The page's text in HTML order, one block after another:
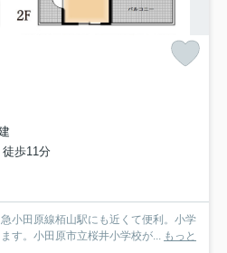
歩11分
小田原線栢山駅にも近くて便利。小学
す。小田原市立桜井小学校が...
もっと